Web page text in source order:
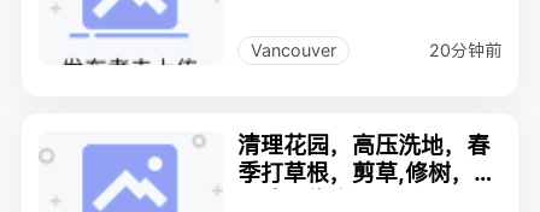
草，修树，给你一个美丽
整洁的院子
Vancouver 20分钟前
清理花园，高压洗地，春
季打草根，剪草,修树，清